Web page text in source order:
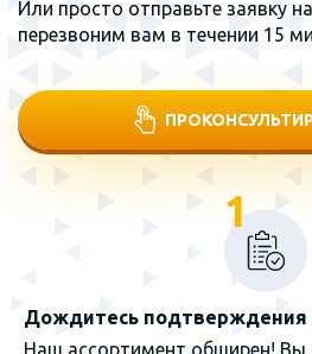
Или просто отправьте заявку
перезвоним вам в течении 15
1
Дождитесь подтверждения
Наш ассортимент обширен! Вы